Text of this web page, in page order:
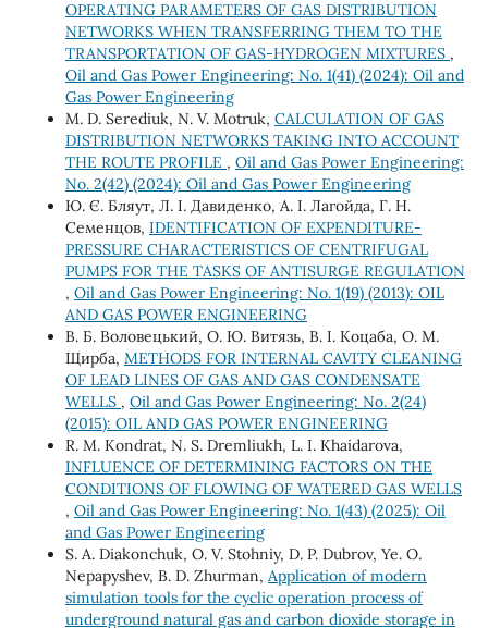
OPERATING PARAMETERS OF GAS DISTRIBUTION
NETWORKS WHEN TRANSFERRING THEM TO THE
TRANSPORTATION OF GAS-HYDROGEN MIXTURES ,
Oil and Gas Power Engineering: No. 1(41) (2024): Oil and
Gas Power Engineering
M. D. Serediuk, N. V. Motruk, CALCULATION OF GAS
DISTRIBUTION NETWORKS TAKING INTO ACCOUNT
THE ROUTE PROFILE , Oil and Gas Power Engineering:
No. 2(42) (2024): Oil and Gas Power Engineering
Ю. Є. Бляут, Л. І. Давиденко, А. І. Лагойда, Г. Н.
Семенцов, IDENTIFICATION OF EXPENDITURE-
PRESSURE CHARACTERISTICS OF CENTRIFUGAL
PUMPS FOR THE TASKS OF ANTISURGE REGULATION
, Oil and Gas Power Engineering: No. 1(19) (2013): OIL
AND GAS POWER ENGINEERING
В. Б. Воловецький, О. Ю. Витязь, В. І. Коцаба, О. М.
Щирба, METHODS FOR INTERNAL CAVITY CLEANING
OF LEAD LINES OF GAS AND GAS CONDENSATE
WELLS , Oil and Gas Power Engineering: No. 2(24)
(2015): OIL AND GAS POWER ENGINEERING
R. M. Kondrat, N. S. Dremliukh, L. I. Khaidarova,
INFLUENCE OF DETERMINING FACTORS ON THE
CONDITIONS OF FLOWING OF WATERED GAS WELLS
, Oil and Gas Power Engineering: No. 1(43) (2025): Oil
and Gas Power Engineering
S. A. Diakonchuk, O. V. Stohniy, D. P. Dubrov, Ye. O.
Nepapyshev, B. D. Zhurman, Application of modern
simulation tools for the cyclic operation process of
underground natural gas and carbon dioxide storage in